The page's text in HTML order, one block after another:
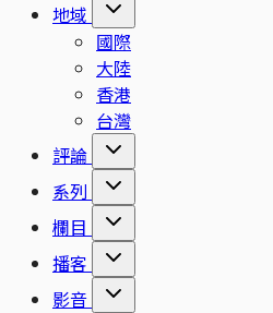
地域
國際
大陸
香港
台灣
評論
系列
欄目
播客
影音